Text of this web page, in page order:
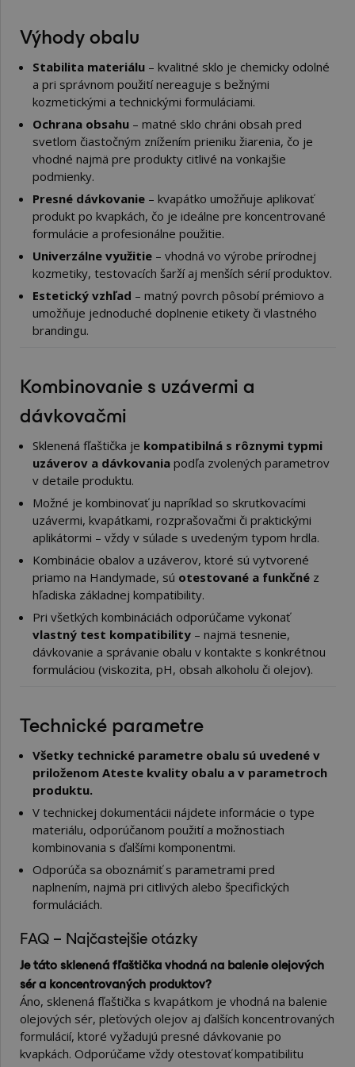
Výhody obalu
Stabilita materiálu – kvalitné sklo je chemicky odolné
a pri správnom použití nereaguje s bežnými
kozmetickými a technickými formuláciami.
Ochrana obsahu – matné sklo chráni obsah pred
svetlom čiastočným znížením prieniku žiarenia, čo je
vhodné najmä pre produkty citlivé na vonkajšie
podmienky.
Presné dávkovanie – kvapátko umožňuje aplikovať
produkt po kvapkách, čo je ideálne pre koncentrované
formulácie a profesionálne použitie.
Univerzálne využitie – vhodná vo výrobe prírodnej
kozmetiky, testovacích šarží aj menších sérií produktov.
Estetický vzhľad – matný povrch pôsobí prémiovo a
umožňuje jednoduché doplnenie etikety či vlastného
brandingu.
Kombinovanie s uzávermi a
dávkovačmi
Sklenená fľaštička je kompatibilná s rôznymi typmi
uzáverov a dávkovania podľa zvolených parametrov
v detaile produktu.
Možné je kombinovať ju napríklad so skrutkovacími
uzávermi, kvapátkami, rozprašovačmi či praktickými
aplikátormi – vždy v súlade s uvedeným typom hrdla.
Kombinácie obalov a uzáverov, ktoré sú vytvorené
priamo na Handymade, sú otestované a funkčné z
hľadiska základnej kompatibility.
Pri všetkých kombináciách odporúčame vykonať
vlastný test kompatibility – najmä tesnenie,
dávkovanie a správanie obalu v kontakte s konkrétnou
formuláciou (viskozita, pH, obsah alkoholu či olejov).
Technické parametre
Všetky technické parametre obalu sú uvedené v
priloženom Ateste kvality obalu a v parametroch
produktu.
V technickej dokumentácii nájdete informácie o type
materiálu, odporúčanom použití a možnostiach
kombinovania s ďalšími komponentmi.
Odporúča sa oboznámiť s parametrami pred
naplnením, najmä pri citlivých alebo špecifických
formuláciách.
FAQ – Najčastejšie otázky
Je táto sklenená fľaštička vhodná na balenie olejových
sér a koncentrovaných produktov?
Áno, sklenená fľaštička s kvapátkom je vhodná na balenie
olejových sér, pleťových olejov aj ďalších koncentrovaných
formulácií, ktoré vyžadujú presné dávkovanie po
kvapkách. Odporúčame vždy otestovať kompatibilitu